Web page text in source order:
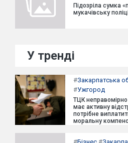
Підозріла сумка
мукачівську
У тренді
#Закарпатська
#Ужгород
ТЦК
має активну
потрібне
моральну